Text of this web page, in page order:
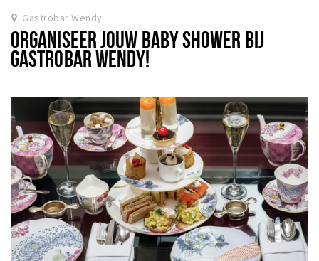
Gastrobar Wendy
ORGANISEER JOUW BABY SHOWER BIJ
GASTROBAR WENDY!